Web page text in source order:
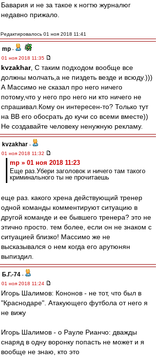
Бавария и не за такое к ногтю журналюг
недавно прижало.
Редактировалось 01 ноя 2018 11:41
mp -
01 ноя 2018 11:35
kvzakhar, С таким подходом вообще все
должны молчать,а не пиздеть везде и всюду.)))
А Массимо не сказал про него ничего
потому,что у него про него ни кто ничего не
спрашивал.Кому он интересен-то? Только тут
на ВВ его обосрать до кучи со всеми вместе))
Не создавайте человеку ненужную рекламу.
kvzakhar -
01 ноя 2018 11:32
mp » 01 ноя 2018 11:23
Еще раз.Убери заголовок и ничего там такого
криминального ты не прочитаешь
еще раз. какого хрена действующий тренер
одной команды комментируют ситуацию в
другой команде и ее бывшего тренера? это не
этично просто. тем более, если он не знаком с
ситуацией близко! Массимо же не
высказывался о нем когда его арутюнян
выпиздил.
Б.Г.-74 -
01 ноя 2018 11:24
Игорь Шалимов: Кононов - не тот, что был в
"Краснодаре". Атакующего футбола от него я
не вижу
Игорь Шалимов - о Рауле Рианчо: дважды
снаряд в одну воронку попасть не может и я
вообще не знаю, кто это